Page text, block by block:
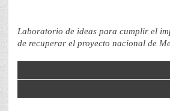
Laboratorio de ideas para cumplir el
de recuperar el proyecto nacional de